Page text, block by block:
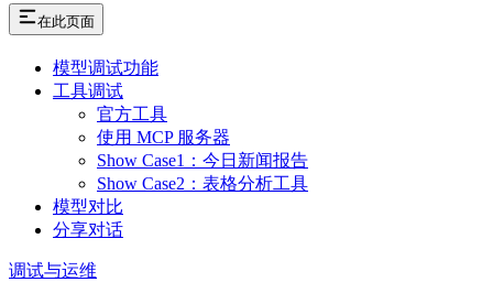
在此页面
模型调试功能
工具调试
官方工具
使用 MCP 服务器
Show Case1：今日新闻报告
Show Case2：表格分析工具
模型对比
分享对话
调试与运维